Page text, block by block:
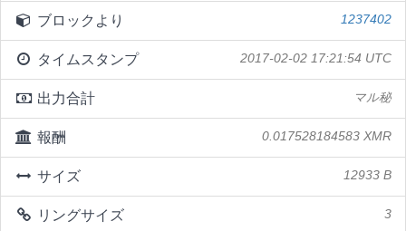
ブロックより 1237402
タイムスタンプ 2017-02-02 17:21:54 UTC
出力合計 マル秘
報酬 0.017528184583 XMR
サイズ 12933 B
リングサイズ 3